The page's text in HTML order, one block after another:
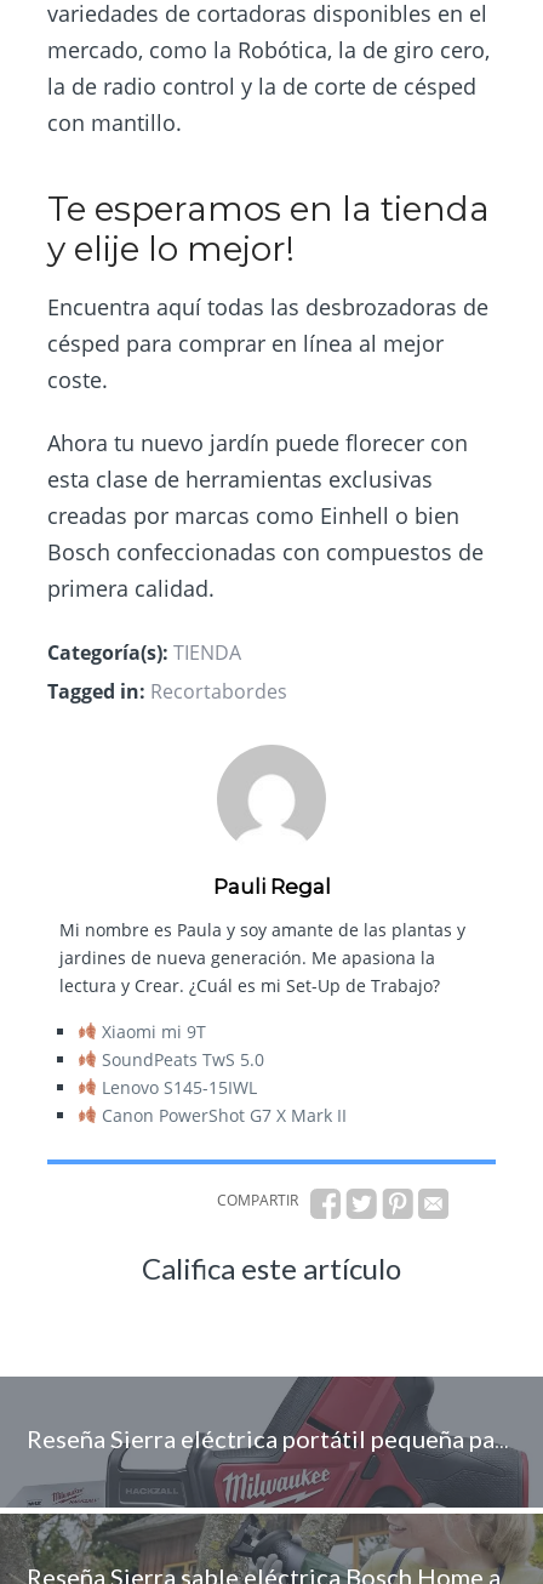
variedades de cortadoras disponibles en el
mercado, como la Robótica, la de giro cero,
la de radio control y la de corte de césped
con mantillo.
Te esperamos en la tienda
y elije lo mejor!
Encuentra aquí todas las desbrozadoras de
césped para comprar en línea al mejor
coste.
Ahora tu nuevo jardín puede florecer con
esta clase de herramientas exclusivas
creadas por marcas como Einhell o bien
Bosch confeccionadas con compuestos de
primera calidad.
Categoría(s): TIENDA
Tagged in: Recortabordes
Pauli Regal
Mi nombre es Paula y soy amante de las plantas y
jardines de nueva generación. Me apasiona la
lectura y Crear. ¿Cuál es mi Set-Up de Trabajo?
Xiaomi mi 9T
SoundPeats TwS 5.0
Lenovo S145-15IWL
Canon PowerShot G7 X Mark II
COMPARTIR
Califica este artículo
Reseña Sierra eléctrica portátil pequeña para carpintería doméstica profesional Milwaukee
Reseña Sierra sable eléctrica Bosch Home and Garden